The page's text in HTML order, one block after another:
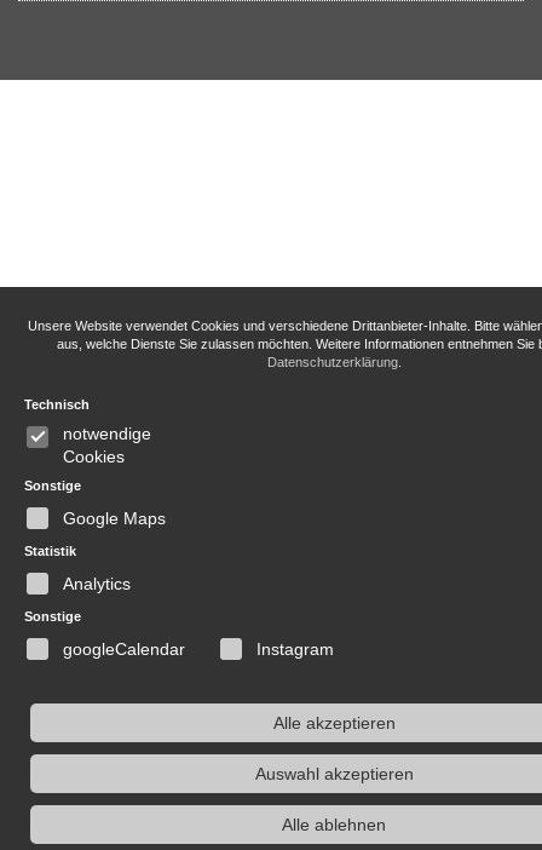
Unsere Website verwendet Cookies und verschiedene Drittanbieter-Inhalte. Bitte
aus, welche Dienste Sie zulassen möchten. Weitere Informationen entnehmen Sie
Datenschutzerklärung.
Technisch
notwendige
Cookies
Sonstige
Google Maps
Statistik
Analytics
Sonstige
googleCalendar Instagram
Alle akzeptieren
Auswahl akzeptieren
Alle ablehnen